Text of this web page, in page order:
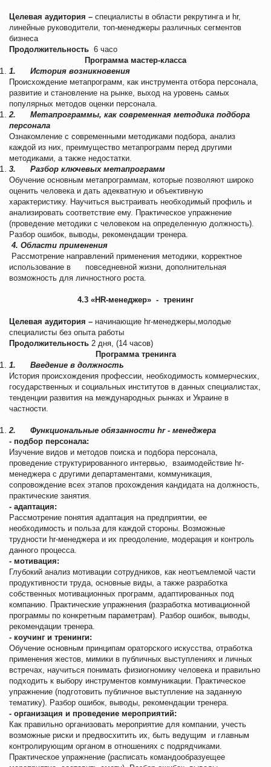
Целевая аудитория – специалисты в области рекрутинга и hr,
линейные руководители, топ-менеджеры различных сегментов
бизнеса
Продолжительность 6 часо
Программа мастер-класса
1. История возникновения
Происхождение метапрограмм, как инструмента отбора персонала,
развитие и становление на рынке, выход на уровень самых
популярных методов оценки персонала.
2. Метапрограммы, как современная методика подбора
персонала
Ознакомление с современными методиками подбора, анализ
каждой из них, преимущество метапрограмм перед другими
методиками, а также недостатки.
3. Разбор ключевых метапрограмм
Обучение основным метапрограммам, которые позволяют широко
оценить человека и дать адекватную и объективную
характеристику. Научиться выстраивать необходимый профиль и
анализировать соответствие ему. Практическое упражнение
(проведение методики с человеком на определенную должность).
Разбор ошибок, выводы, рекомендации тренера.
4. Области применения
Рассмотрение направлений применения методики, корректное
использование в повседневной жизни, дополнительная
возможность для личностного роста.
4.3 «HR-менеджер» - тренинг
Целевая аудитория – начинающие hr-менеджеры,молодые
специалисты без опыта работы
Продолжительность 2 дня, (14 часов)
Программа тренинга
1. Введение в должность
История происхождения профессии, необходимость коммерческих,
государственных и социальных институтов в данных специалистах,
тенденции развития на международных рынках и Украине в
частности.
2. Функциональные обязанности hr- менеджера
- подбор персонала:
Изучение видов и методов поиска и подбора персонала,
проведение структурированного интервью, взаимодействие hr-
менеджера с другими департаментами, коммуникация,
сопровождение всех этапов прохождения кандидата на должность,
практические занятия.
- адаптация:
Рассмотрение понятия адаптация на предприятии, ее
необходимость и польза для каждой стороны. Возможные
трудности hr-менеджера и их преодоление, модерация и контроль
данного процесса.
- мотивация:
Глубокий анализ мотивации сотрудников, как неотъемлемой части
продуктивности труда, основные виды, а также разработка
собственных мотивационных программ, адаптированных под
компанию. Практические упражнения (разработка мотивационной
программы по конкретным параметрам). Разбор ошибок, выводы,
рекомендации тренера.
- коучинг и тренинги:
Обучение основным принципам ораторского искусства, отработка
применения жестов, мимики в публичных выступлениях и личных
встречах, научиться понимать физиогномику человека и правильно
подходить к выбору инструментов коммуникации. Практическое
упражнение (подготовить публичное выступление на заданную
тематику). Разбор ошибок, выводы, рекомендации тренера.
- организация и проведение мероприятий:
Как правильно организовать мероприятие для компании, учесть
возможные риски и предвосхитить их, быть ведущим и главным
контролирующим органом в отношениях с подрядчиками.
Практическое упражнение (расписать командообразуещее